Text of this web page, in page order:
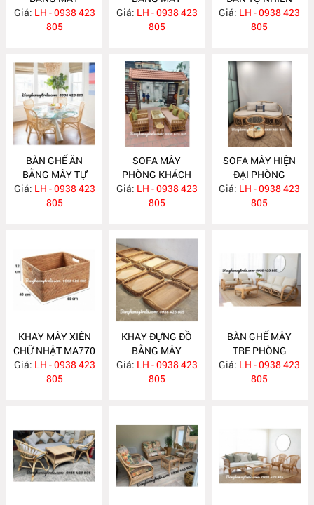
MA783
Giá: LH - 0938 423
805
MA782
Giá: LH - 0938 423
805
MA781
Giá: LH - 0938 423
805
BÀN GHẾ ĂN
BẰNG MÂY TỰ
NHIÊN MA780
Giá: LH - 0938 423
805
SOFA MÂY
PHÒNG KHÁCH
KIỂU DÁNG ĐƠN
GIẢN MA778
Giá: LH - 0938 423
805
SOFA MÂY HIỆN
ĐẠI PHÒNG
KHÁCH MA777
Giá: LH - 0938 423
805
KHAY MÂY XIÊN
CHỮ NHẬT MA770
Giá: LH - 0938 423
805
KHAY ĐỰNG ĐỒ
BẰNG MÂY
MA769
Giá: LH - 0938 423
805
BÀN GHẾ MÂY
TRE PHÒNG
KHÁCH MA764
Giá: LH - 0938 423
805